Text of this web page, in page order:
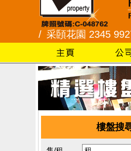
采頣花園 2345 9927 /
樓盤搜